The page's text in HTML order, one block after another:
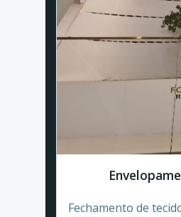
Fechamento de